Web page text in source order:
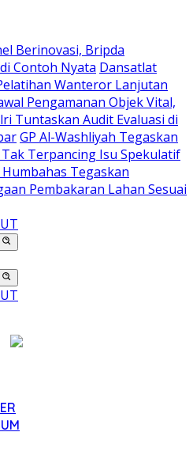
Berinovasi, Bripda
Contoh Nyata Dansatlat
Wanteror Lanjutan
Pengamanan Objek Vital,
Tuntaskan Audit Evaluasi di
GP Al-Washliyah Tegaskan
Terpancing Isu Spekulatif
Tegaskan
Pembakaran Lahan Sesuai